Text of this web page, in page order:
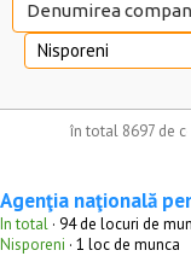
Nisporeni
în total 8697 de
nu
Agenţia naţională
In total · 94 de locuri de
Nisporeni · 1 loc de munca